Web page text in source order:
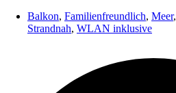
Balkon, Familienfreundlich, Meer,
Strandnah, WLAN inklusive